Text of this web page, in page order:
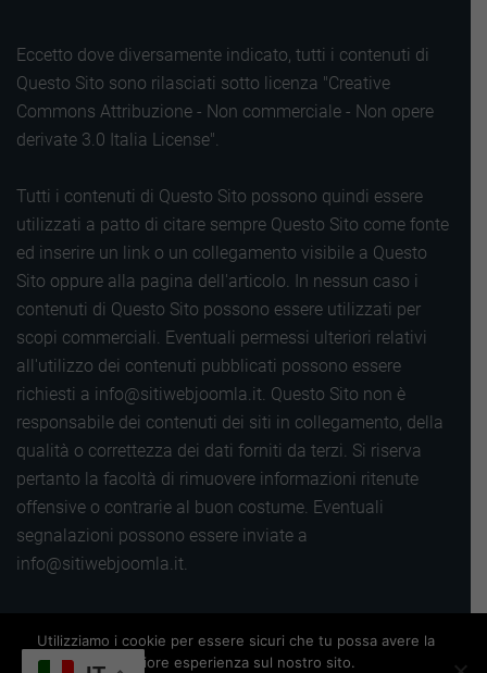
Eccetto dove diversamente indicato, tutti i contenuti di
Questo Sito sono rilasciati sotto licenza "Creative
Commons Attribuzione - Non commerciale - Non opere
derivate 3.0 Italia License".
Tutti i contenuti di Questo Sito possono quindi essere
utilizzati a patto di citare sempre Questo Sito come fonte
ed inserire un link o un collegamento visibile a Questo
Sito oppure alla pagina dell'articolo. In nessun caso i
contenuti di Questo Sito possono essere utilizzati per
scopi commerciali. Eventuali permessi ulteriori relativi
all'utilizzo dei contenuti pubblicati possono essere
richiesti a info@sitiwebjoomla.it. Questo Sito non è
responsabile dei contenuti dei siti in collegamento, della
qualità o correttezza dei dati forniti da terzi. Si riserva
pertanto la facoltà di rimuovere informazioni ritenute
offensive o contrarie al buon costume. Eventuali
segnalazioni possono essere inviate a
info@sitiwebjoomla.it.
Copyright 2016 |Termini, privacy e cookie |Sitemap|
Utilizziamo i cookie per essere sicuri che tu possa avere la
migliore esperienza sul nostro sito.